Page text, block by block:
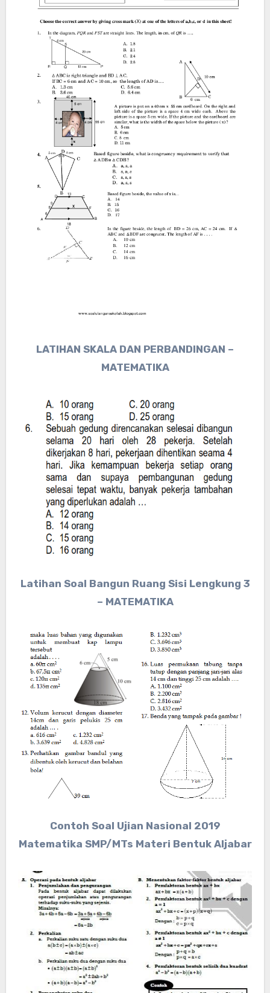
LATIHAN SKALA DAN PERBANDINGAN –
MATEMATIKA
Latihan Soal Bangun Ruang Sisi Lengkung 3
– MATEMATIKA
Contoh Soal Ujian Nasional 2019
Matematika SMP/MTs Materi Bentuk Aljabar